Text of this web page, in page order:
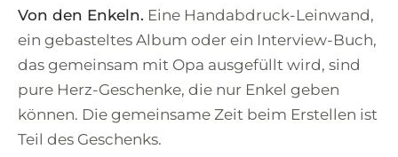
Von den Enkeln. Eine Handabdruck-Leinwand,
ein gebasteltes Album oder ein Interview-Buch,
das gemeinsam mit Opa ausgefüllt wird, sind
pure Herz-Geschenke, die nur Enkel geben
können. Die gemeinsame Zeit beim Erstellen ist
Teil des Geschenks.